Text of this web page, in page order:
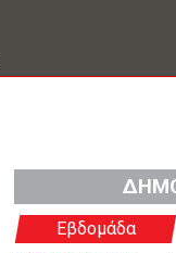
Εβδομάδα